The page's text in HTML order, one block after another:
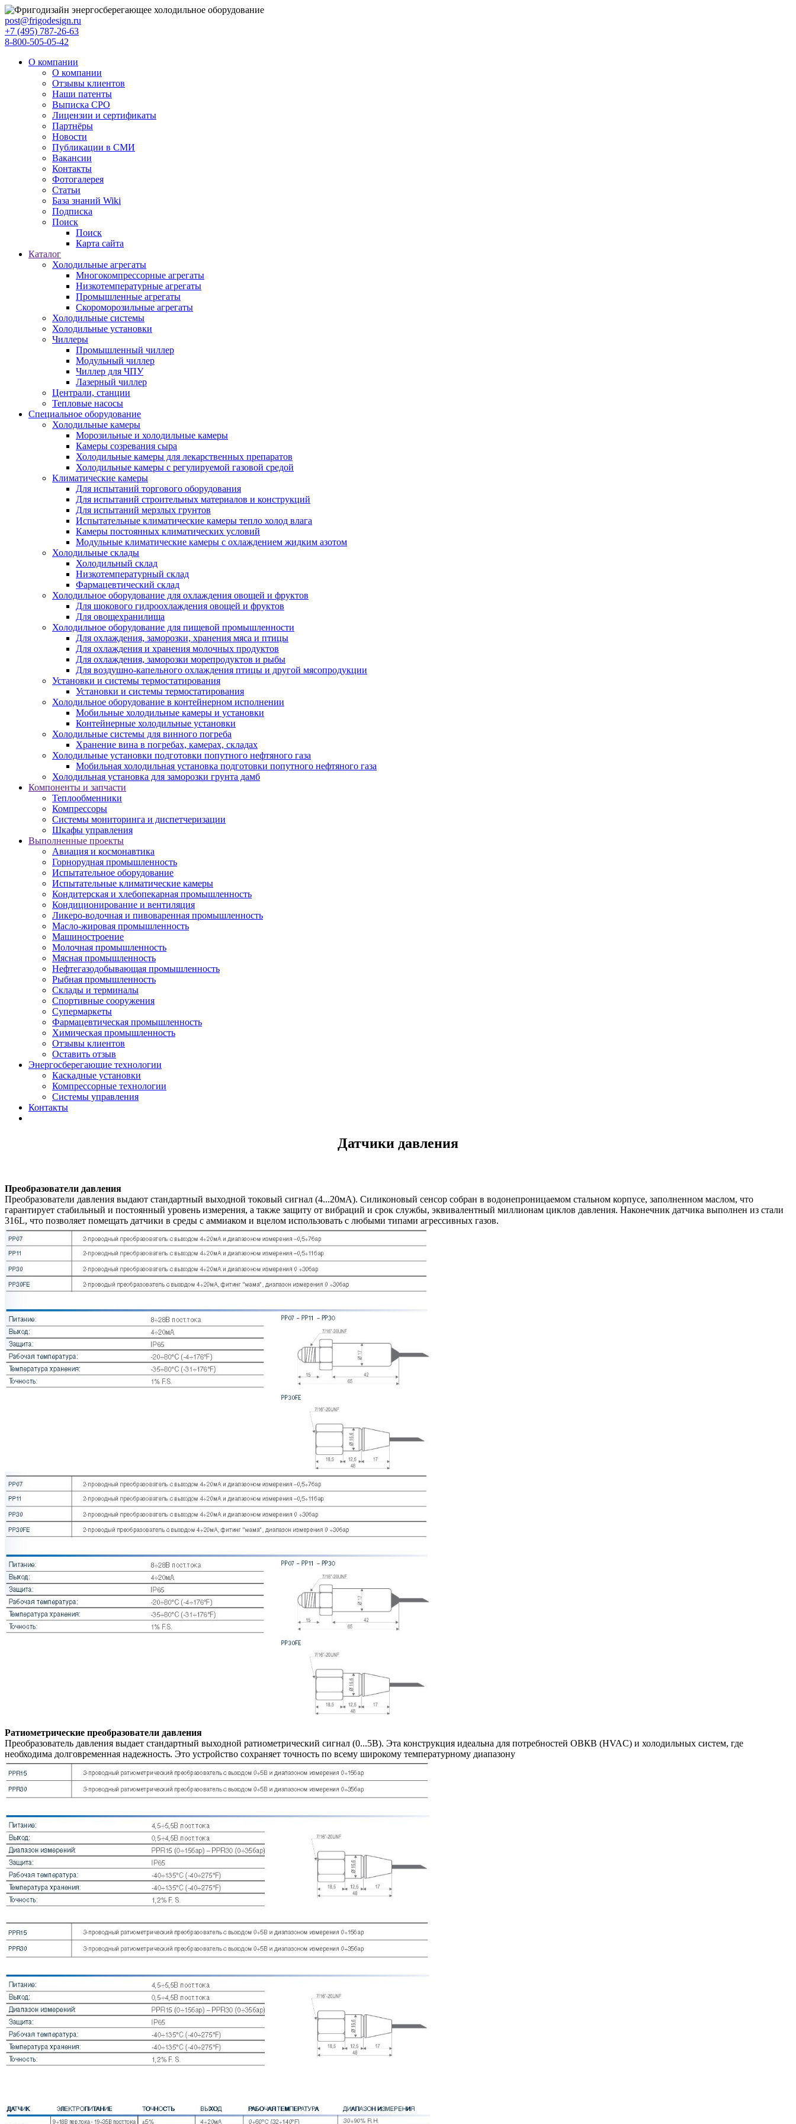
post@frigodesign.ru
+7 (495) 787-26-63
8-800-505-05-42
О компании
О компании
Отзывы клиентов
Наши патенты
Выписка СРО
Лицензии и сертификаты
Партнёры
Новости
Публикации в СМИ
Вакансии
Контакты
Фотогалерея
Статьи
База знаний Wiki
Подписка
Поиск
Поиск
Карта сайта
Каталог
Холодильные агрегаты
Многокомпрессорные агрегаты
Низкотемпературные агрегаты
Промышленные агрегаты
Скороморозильные агрегаты
Холодильные системы
Холодильные установки
Чиллеры
Промышленный чиллер
Модульный чиллер
Чиллер для ЧПУ
Лазерный чиллер
Централи, станции
Тепловые насосы
Специальное оборудование
Холодильные камеры
Морозильные и холодильные камеры
Камеры созревания сыра
Холодильные камеры для лекарственных препаратов
Холодильные камеры с регулируемой газовой средой
Климатические камеры
Для испытаний торгового оборудования
Для испытаний строительных материалов и конструкций
Для испытаний мерзлых грунтов
Испытательные климатические камеры тепло холод влага
Камеры постоянных климатических условий
Модульные климатические камеры с охлаждением жидким азотом
Холодильные склады
Холодильный склад
Низкотемпературный склад
Фармацевтический склад
Холодильное оборудование для охлаждения овощей и фруктов
Для шокового гидроохлаждения овощей и фруктов
Для овощехранилища
Холодильное оборудование для пищевой промышленности
Для охлаждения, заморозки, хранения мяса и птицы
Для охлаждения и хранения молочных продуктов
Для охлаждения, заморозки морепродуктов и рыбы
Для воздушно-капельного охлаждения птицы и другой мясопродукции
Установки и системы термостатирования
Установки и системы термостатирования
Холодильное оборудование в контейнерном исполнении
Мобильные холодильные камеры и установки
Контейнерные холодильные установки
Холодильные системы для винного погреба
Хранение вина в погребах, камерах, складах
Холодильные установки подготовки попутного нефтяного газа
Мобильная холодильная установка подготовки попутного нефтяного газа
Холодильная установка для заморозки грунта дамб
Компоненты и запчасти
Теплообменники
Компрессоры
Системы мониторинга и диспетчеризации
Шкафы управления
Выполненные проекты
Авиация и космонавтика
Горнорудная промышленность
Испытательное оборудование
Испытательные климатические камеры
Кондитерская и хлебопекарная промышленность
Кондиционирование и вентиляция
Ликеро-водочная и пивоваренная промышленность
Масло-жировая промышленность
Машиностроение
Молочная промышленность
Мясная промышленность
Нефтегазодобывающая промышленность
Рыбная промышленность
Склады и терминалы
Спортивные сооружения
Супермаркеты
Фармацевтическая промышленность
Химическая промышленность
Отзывы клиентов
Оставить отзыв
Энергосберегающие технологии
Каскадные установки
Компрессорные технологии
Системы управления
Контакты
Датчики давления
Преобразователи давления
Преобразователи давления выдают стандартный выходной токовый сигнал (4...20мА). Силиконовый сенсор собран в водонепроницаемом стальном корпусе, заполненном маслом, что
гарантирует стабильный и постоянный уровень измерения, а также защиту от вибраций и срок службы, эквивалентный миллионам циклов давления. Наконечник датчика выполнен из стали
316L, что позволяет помещать датчики в среды с аммиаком и вцелом использовать с любыми типами агрессивных газов.
Ратиометрические преобразователи давления
Преобразователь давления выдает стандартный выходной ратиометрический сигнал (0...5В). Эта конструкция идеальна для потребностей ОВКВ (HVAC) и холодильных систем, где
необходима долговременная надежность. Это устройство сохраняет точность по всему широкому температурному диапазону